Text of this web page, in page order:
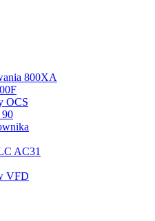
800XA
OCS
AC31
VFD